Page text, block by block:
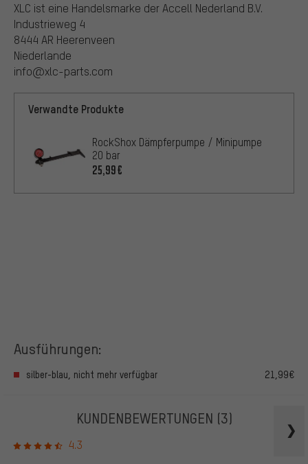
XLC ist eine Handelsmarke der Accell Nederland B.V.
Industrieweg 4
8444 AR Heerenveen
Niederlande
info@xlc-parts.com
Verwandte Produkte
RockShox Dämpferpumpe / Minipumpe
20 bar
25,99€
Ausführungen:
silber-blau, nicht mehr verfügbar 21,99€
KUNDENBEWERTUNGEN (3)
4.3